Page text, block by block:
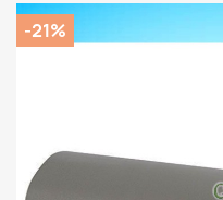
-21%